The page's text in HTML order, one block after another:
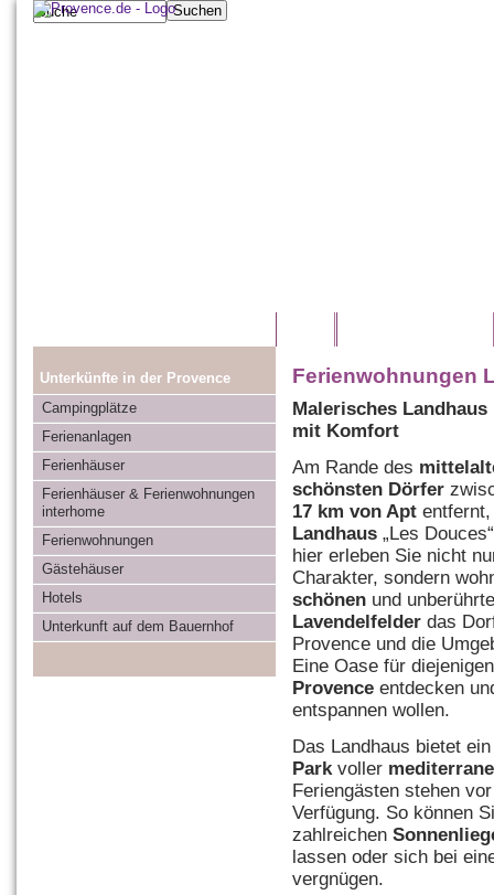
Unterkünfte in der Provence
Campingplätze
Ferienanlagen
Ferienhäuser
Ferienhäuser & Ferienwohnungen
interhome
Ferienwohnungen
Gästehäuser
Hotels
Unterkunft auf dem Bauernhof
Ferienwohnungen
Malerisches
mit Komfort
Am Rande des
schönsten Dörfer
17 km von Apt
Landhaus „Les
hier erleben Sie nicht
Charakter, sondern
schönen und
Lavendelfelder das
Provence und die
Eine Oase für
Provence entdecken
entspannen wollen.
Das Landhaus bietet
Parkvoller
Feriengästen stehen
Verfügung. So können
zahlreichen
lassen oder sich bei
vergnügen.